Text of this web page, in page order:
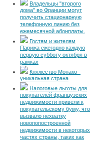
Владельцы "второго
дома" во Франции могут
получить стационарную
телефонную линию без
ежемесячной абонплаты.
Гостям и жителям
Парижа ежегодно каждую
первую субботу октября в
рамках
Княжество Монако -
уникальная страна
Налоговые льготы для
покупателей французских
недвижимости привели к
покупательскому буму, что
вызвало нехватку
новопопостроенной
недвижимости в некоторых
частях страны, таких как